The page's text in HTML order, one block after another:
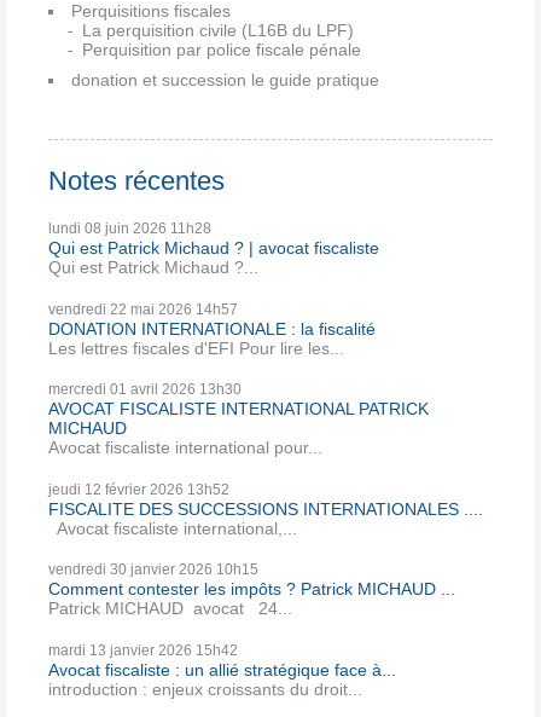
Perquisitions fiscales
La perquisition civile (L16B du LPF)
Perquisition par police fiscale pénale
donation et succession le guide pratique
Notes récentes
lundi 08 juin 2026 11h28
Qui est Patrick Michaud ? | avocat fiscaliste
Qui est Patrick Michaud ?...
vendredi 22 mai 2026 14h57
DONATION INTERNATIONALE : la fiscalité
Les lettres fiscales d'EFI Pour lire les...
mercredi 01 avril 2026 13h30
AVOCAT FISCALISTE INTERNATIONAL PATRICK
MICHAUD
Avocat fiscaliste international pour...
jeudi 12 février 2026 13h52
FISCALITE DES SUCCESSIONS INTERNATIONALES ....
Avocat fiscaliste international,...
vendredi 30 janvier 2026 10h15
Comment contester les impôts ? Patrick MICHAUD ...
Patrick MICHAUD avocat 24...
mardi 13 janvier 2026 15h42
Avocat fiscaliste : un allié stratégique face à...
introduction : enjeux croissants du droit...